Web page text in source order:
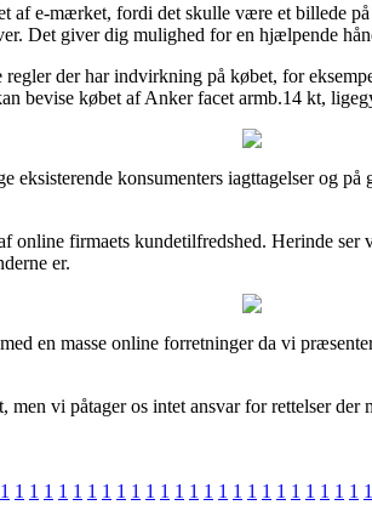
af e-mærket, fordi det skulle være et billede
Det giver dig mulighed for en hjælpende
der har indvirkning på købet, for
bevise købet af Anker facet armb.14 kt,
konsumenters iagttagelser og
firmaets kundetilfredshed. Herinde
er.
en masse online forretninger da vi
vi påtager os intet ansvar for rettelser der
1 1 1 1 1 1 1 1 1 1 1 1 1 1 1 1 1 1 1 1 1 1 1 1 1 1